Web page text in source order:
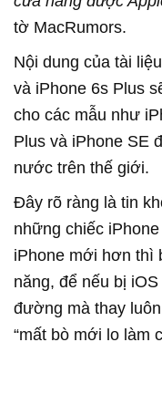
tờ MacRumors.
Nội dung của tài
và iPhone 6s Plus
cho các mẫu như
Plus và iPhone SE
nước trên thế giới.
Đây rõ ràng là tin
những chiếc
iPhone mới hơn thì
năng, để nếu bị
đường mà thay
“mất bò mới lo làm